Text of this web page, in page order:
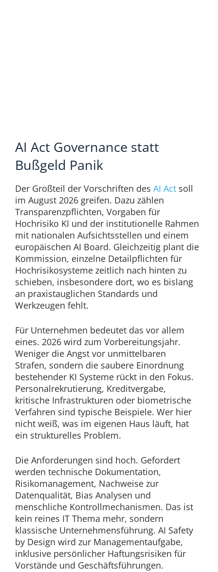
AI Act Governance statt
Bußgeld Panik
Der Großteil der Vorschriften des AI Actsoll
im August 2026 greifen. Dazu zählen
Transparenzpflichten, Vorgaben für
Hochrisiko KI und der institutionelle Rahmen
mit nationalen Aufsichtsstellen und einem
europäischen AI Board. Gleichzeitig plant die
Kommission, einzelne Detailpflichten für
Hochrisikosysteme zeitlich nach hinten zu
schieben, insbesondere dort, wo es bislang
an praxistauglichen Standards und
Werkzeugen fehlt.
Für Unternehmen bedeutet das vor allem
eines. 2026 wird zum Vorbereitungsjahr.
Weniger die Angst vor unmittelbaren
Strafen, sondern die saubere Einordnung
bestehender KI Systeme rückt in den Fokus.
Personalrekrutierung, Kreditvergabe,
kritische Infrastrukturen oder biometrische
Verfahren sind typische Beispiele. Wer hier
nicht weiß, was im eigenen Haus läuft, hat
ein strukturelles Problem.
Die Anforderungen sind hoch. Gefordert
werden technische Dokumentation,
Risikomanagement, Nachweise zur
Datenqualität, Bias Analysen und
menschliche Kontrollmechanismen. Das ist
kein reines IT Thema mehr, sondern
klassische Unternehmensführung. AI Safety
by Design wird zur Managementaufgabe,
inklusive persönlicher Haftungsrisiken für
Vorstände und Geschäftsführungen.